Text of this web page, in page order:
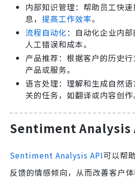
内部知识管理：帮助员工快
息， 提高工作效率。
流程自动化：自动化企业内
人工错误和成本。
产品推荐：根据客户的历史
产品或服务。
语言处理：理解和生成自然
关的任务，如翻译或内容创作
Sentiment Analysis
Sentiment Analysis API可以帮
反馈的情感倾向，从而改善客户